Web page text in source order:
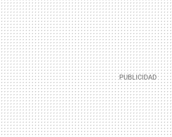
MAIL